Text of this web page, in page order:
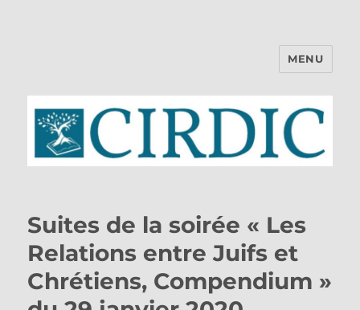
MENU
Suites de la soirée « Les
Relations entre Juifs et
Chrétiens, Compendium »